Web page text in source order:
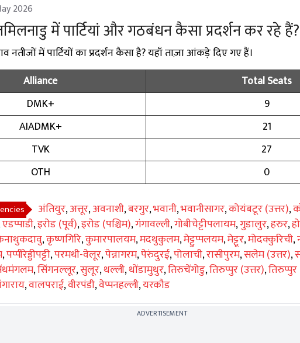
2026
में पार्टियां और गठबंधन कैसा प्रदर्शन कर रहे हैं?
नतीजों में पार्टियों का प्रदर्शन कैसा है? यहाँ ताज़ा आंकड़े दिए गए हैं।
Alliance
Total Seats
DMK+
9
AIADMK+
21
TVK
27
OTH
0
अंतियुर,अत्तूर,अवनाशी,बरगुर,भवानी,भवानीसागर,कोयंबटूर (उत्तर),
एडप्पाडी,इरोड (पूर्व),इरोड (पश्चिम),गंगावल्ली,गोबीचेट्टीपलायम,गुडालुर,हरुर,
,कृष्णगिरि,कुमारपालयम,मदथुकुलम,मेट्टुप्पलयम,मेट्टूर,मोदक्कुरिची,
,पप्पीरेड्डीपट्टी,परमथी-वेलूर,पेन्नागरम,पेरुंदुरई,पोलाची,रासीपुरम,सलेम (उत्तर),
,सिंगनल्लूर,सुलूर,थल्ली,थोंडामुथुर,तिरुचेंगोडु,तिरुप्पुर (उत्तर),
,वालपराई,वीरपंडी,वेप्पनहल्ली,यरकौड
ADVERTISEMENT